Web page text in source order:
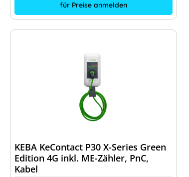
für Preise anmelden
KEBA KeContact P30 X-Series Green
Edition 4G inkl. ME-Zähler, PnC,
Kabel